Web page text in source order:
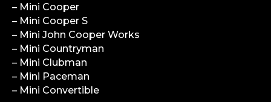
– Mini Cooper
– Mini Cooper S
– Mini John Cooper Works
– Mini Countryman
– Mini Clubman
– Mini Paceman
– Mini Convertible